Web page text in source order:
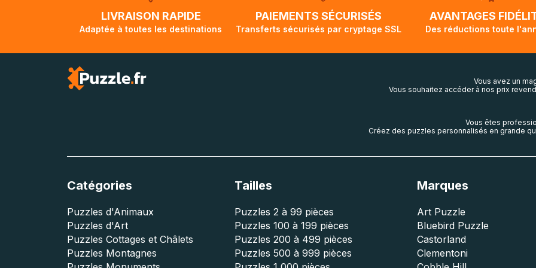
lorsque votre colis aura touché terre.
LIVRAISON RAPIDE
Adaptée à toutes les destinations
PAIEMENTS SÉCURISÉS
Transferts sécurisés par cryptage SSL
AVANTAGES
Des réductions toute
Vous avez un
Vous souhaitez accéder à nos prix
Vous êtes
Créez des puzzles personnalisés en grande
Catégories
Puzzles d'Animaux
Puzzles d'Art
Puzzles Cottages et Châlets
Puzzles Montagnes
Tailles
Puzzles 2 à 99 pièces
Puzzles 100 à 199 pièces
Puzzles 200 à 499 pièces
Puzzles 500 à 999 pièces
Marques
Art Puzzle
Bluebird Puzzle
Castorland
Clementoni